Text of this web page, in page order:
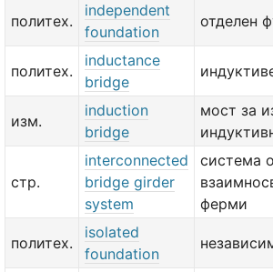
политех.
independent
foundation
отделен
политех.
inductance
bridge
изм.
induction
bridge
мост за
стр.
interconnected
bridge girder
system
система
ферми
политех.
isolated
foundation